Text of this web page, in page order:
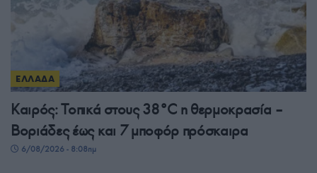
ΕΛΛΑΔΑ
Καιρός: Τοπικά στους 38°C η θερμοκρασία –
Βοριάδες έως και 7 μποφόρ πρόσκαιρα
6/08/2026 - 8:08πμ